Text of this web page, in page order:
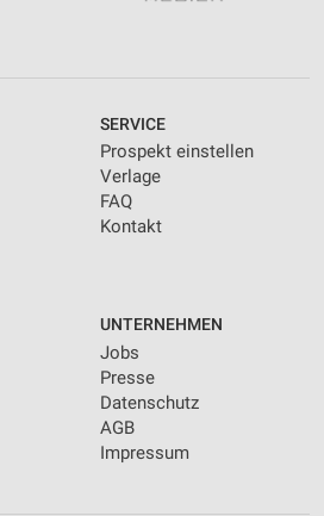
SERVICE
Prospekt einstellen
Verlage
FAQ
Kontakt
UNTERNEHMEN
Jobs
Presse
Datenschutz
AGB
Impressum